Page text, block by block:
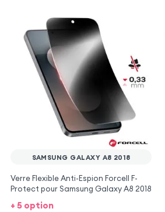
SAMSUNG GALAXY A8 2018
Verre Flexible Anti-Espion Forcell F-
Protect pour Samsung Galaxy A8 2018
+ 5 option